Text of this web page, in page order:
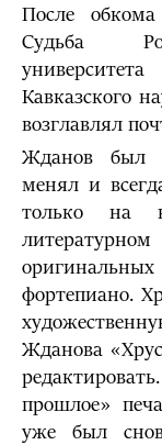
После
Судьба
Кавказского
возглавлял
Жданов был
менял и
только на
фортепиано.
Жданова
прошлое»
уже был